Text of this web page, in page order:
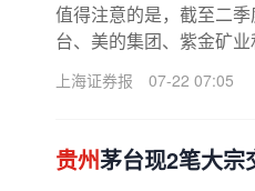
值得注意的是，截至二季
台、美的集团、紫金矿
上海证券报 07-22 07:05
贵州茅台现2笔大宗